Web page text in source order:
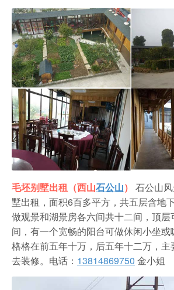
毛坯别墅出租（西山石公山） 石公山
墅出租，面积6百多平方，共五层含地
做观景和湖景房各六间共十二间，顶
间，有一个宽畅的阳台可做休闲小坐
格格在前五年十万，后五年十二万，
去装修。 电话： 13814869750 金小姐